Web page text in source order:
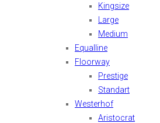
Kingsize
Large
Medium
Equalline
Floorway
Prestige
Standart
Westerhof
Aristocrat